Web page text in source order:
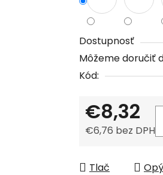
Dostupnosť
Môžeme doručiť
Kód:
€8,32
€6,76 bez DPH
Tlač